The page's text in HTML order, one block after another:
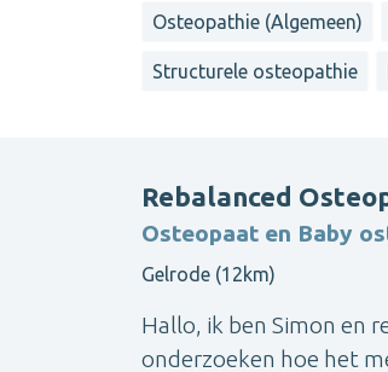
Osteopathie (Algemeen)
Structurele osteopathie
Rebalanced
Osteopaat en Baby
Gelrode (12km)
Hallo, ik ben Simon en
onderzoeken hoe het